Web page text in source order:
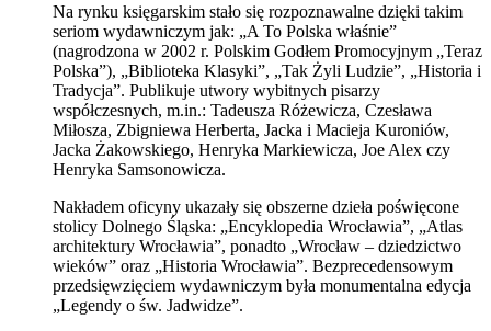
Na rynku księgarskim stało się rozpoznawalne dzięki takim
seriom wydawniczym jak: „A To Polska właśnie”
(nagrodzona w 2002 r. Polskim Godłem Promocyjnym „Teraz
Polska”), „Biblioteka Klasyki”, „Tak Żyli Ludzie”, „Historia i
Tradycja”. Publikuje utwory wybitnych pisarzy
współczesnych, m.in.: Tadeusza Różewicza, Czesława
Miłosza, Zbigniewa Herberta, Jacka i Macieja Kuroniów,
Jacka Żakowskiego, Henryka Markiewicza, Joe Alex czy
Henryka Samsonowicza.
Nakładem oficyny ukazały się obszerne dzieła poświęcone
stolicy Dolnego Śląska: „Encyklopedia Wrocławia”, „Atlas
architektury Wrocławia”, ponadto „Wrocław – dziedzictwo
wieków” oraz „Historia Wrocławia”. Bezprecedensowym
przedsięwzięciem wydawniczym była monumentalna edycja
„Legendy o św. Jadwidze”.